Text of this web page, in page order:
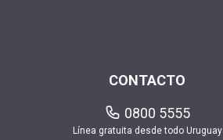
CONTACTO
0800 5555
Línea gratuita desde todo Uruguay